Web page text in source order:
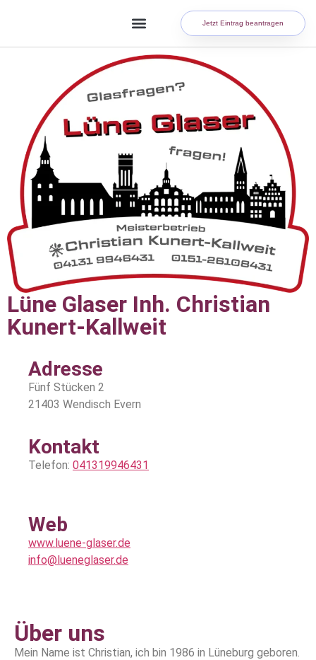
Jetzt Eintrag beantragen
Lüne Glaser Inh. Christian
Kunert-Kallweit
Adresse
Fünf Stücken 2
21403 Wendisch Evern
Kontakt
Telefon: 041319946431
Web
www.luene-glaser.de
info@lueneglaser.de
Über uns
Mein Name ist Christian, ich bin 1986 in Lüneburg geboren.